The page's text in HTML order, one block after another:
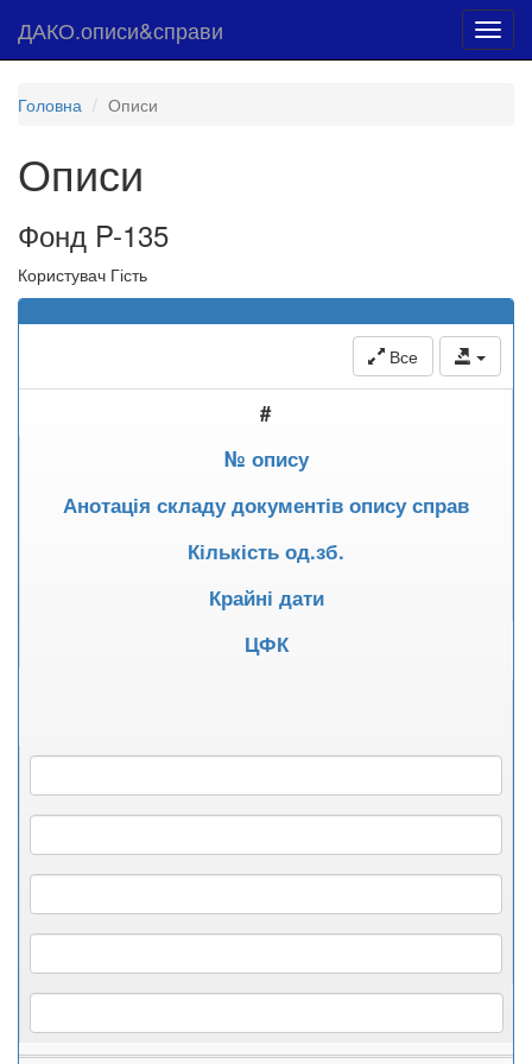
ДАКО.описи&справи
Головна Описи
Описи
Фонд P-135
Користувач Гість
Все
#
№ опису
Анотація складу документів опису справ
Кількість од.зб.
Крайні дати
ЦФК